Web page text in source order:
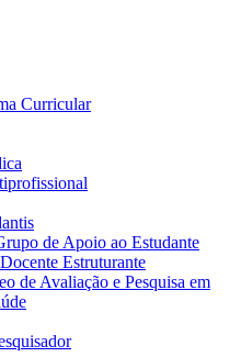
Curricular
de Apoio ao Estudante
Estruturante
de Avaliação e Pesquisa em